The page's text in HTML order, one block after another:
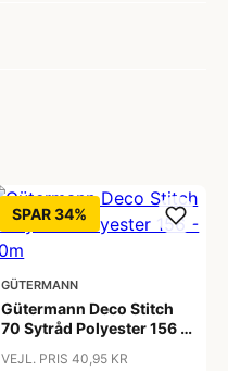
SPAR 34%
GÜTERMANN
Gütermann Deco Stitch
70 Sytråd Polyester 156 -
VEJL. PRIS 40,95 KR